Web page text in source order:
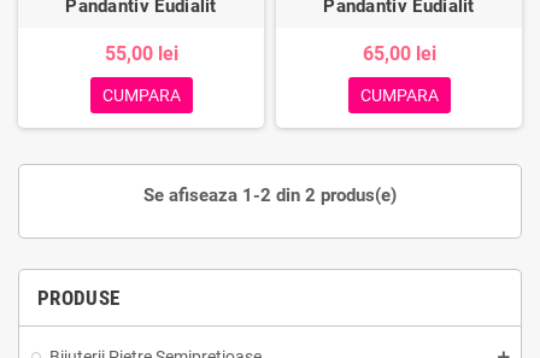
PRODUSE
Pandantiv Eudialit
55,00 lei
CUMPARA
Pandantiv Eudialit
65,00 lei
CUMPARA
Se afiseaza 1-2 din 2 produs(e)